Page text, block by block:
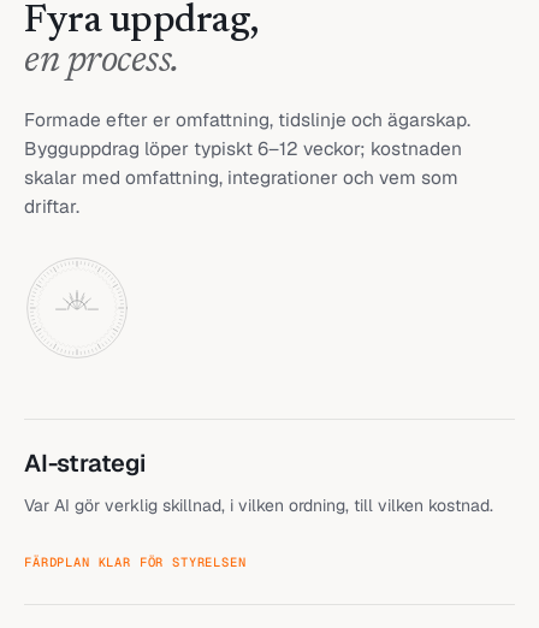
Fyra uppdrag,
en process.
Formade efter er omfattning, tidslinje och ägarskap.
Bygguppdrag löper typiskt 6–12 veckor; kostnaden
skalar med omfattning, integrationer och vem som
driftar.
AI-strategi
Var AI gör verklig skillnad, i vilken ordning, till vilken kostnad.
FÄRDPLAN KLAR FÖR STYRELSEN